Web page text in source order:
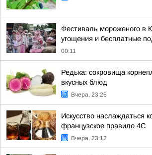
Фестиваль мороженого в
угощения и бесплатные
00:11
Редька: сокровища
вкусных блюд
Вчера, 23:26
Искусство наслаждаться
французское правило 4С
Вчера, 23:12